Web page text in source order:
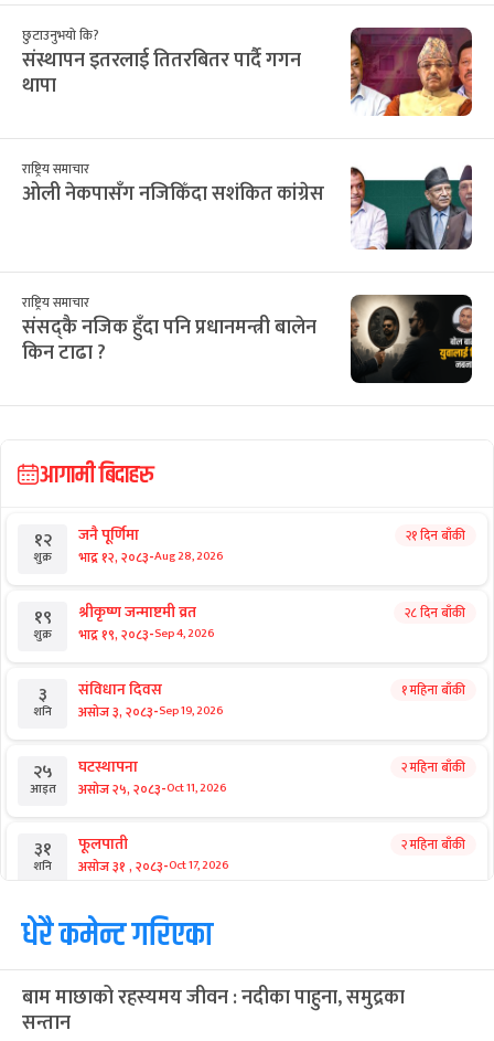
छुटाउनुभयो कि?
संस्थापन इतरलाई तितरबितर पार्दै गगन
थापा
राष्ट्रिय समाचार
ओली नेकपासँग नजिकिँदा सशंकित कांग्रेस
राष्ट्रिय समाचार
संसद्कै नजिक हुँदा पनि प्रधानमन्त्री बालेन
किन टाढा ?
आगामी बिदाहरु
१२
शुक्र
जनै पूर्णिमा
भाद्र १२, २०८३-Aug 28, 2026
२१ दिन बाँकी
१९
शुक्र
श्रीकृष्ण जन्माष्टमी व्रत
भाद्र १९, २०८३-Sep 4, 2026
२८ दिन बाँकी
३
शनि
संविधान दिवस
असोज ३, २०८३-Sep 19, 2026
१ महिना बाँकी
२५
आइत
घटस्थापना
असोज २५, २०८३-Oct 11, 2026
२ महिना बाँकी
३१
शनि
फूलपाती
असोज ३१ , २०८३-Oct 17, 2026
२ महिना बाँकी
१
आइत
कार्तिक सङ्क्रान्ति
कार्तिक १, २०८३-Oct 18, 2026
३
मंगल
महानवमी २ महिना बाँकी
धेरै कमेन्ट गरिएका
बाम माछाको रहस्यमय जीवन : नदीका पाहुना, समुद्रका
सन्तान